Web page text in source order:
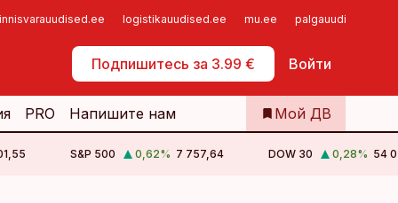
logistikauudised.ee mu.ee palgauudised.ee
Подпишитесь за 3.99 € Войти
Самообслуживание
PRO Напишите нам Мой ДВ
S&P 500 0,62% 7 757,64 DOW 30 0,28% 54